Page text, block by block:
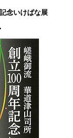
念いけばな展